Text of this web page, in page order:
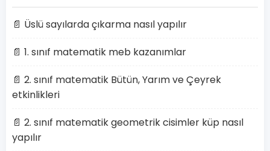
📄 Üslü sayılarda çıkarma nasıl yapılır
📄 1. sınıf matematik meb kazanımlar
📄 2. sınıf matematik Bütün, Yarım ve Çeyrek
etkinlikleri
📄 2. sınıf matematik geometrik cisimler küp nasıl
yapılır